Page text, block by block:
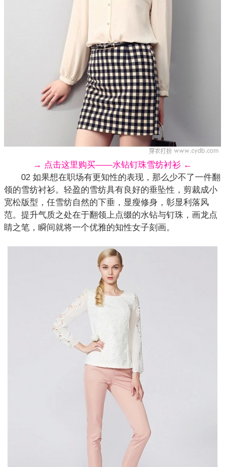
→ 点击这里购买——水钻钉珠雪纺衬衫 ←
02 如果想在职场有更知性的表现，那么少不了一件翻
领的雪纺衬衫。轻盈的雪纺具有良好的垂坠性，剪裁成小
宽松版型，任雪纺自然的下垂，显瘦修身，彰显利落风
范。提升气质之处在于翻领上点缀的水钻与钉珠，画龙点
睛之笔，瞬间就将一个优雅的知性女子刻画。